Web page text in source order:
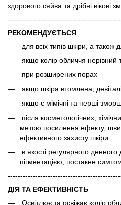
здорового сяйва та дрібні вікові
РЕКОМЕНДУЄТЬСЯ
для всіх типів шкіри, а також
якщо колір обличчя нерівний
при розширених порах
якщо шкіра втомлена,
якщо є мімічні та перші
після косметологічних,
метою посилення ефекту,
ефективного захисту шкіри
в якості регулярного
пігментацією, постакне
ДІЯ ТА ЕФЕКТИВНІСТЬ
Освітлює та освіжає колір